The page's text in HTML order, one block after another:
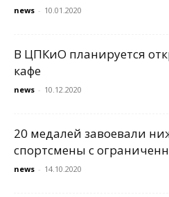
news - 10.01.2020
В ЦПКиО планируется
кафе
news - 10.12.2020
20 медалей завоевали
спортсмены с
news - 14.10.2020